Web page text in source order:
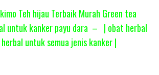
Teh hijau Terbaik Murah Green tea
untuk kanker payu dara – | obat herbal
untuk semua jenis kanker |